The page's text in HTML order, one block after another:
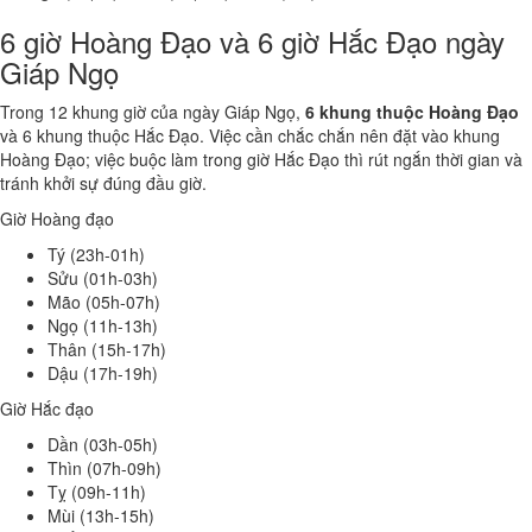
6 giờ Hoàng Đạo và 6 giờ Hắc Đạo ngày
Giáp Ngọ
Trong 12 khung giờ của ngày Giáp Ngọ, 6 khung thuộc Hoàng Đạo
và 6 khung thuộc Hắc Đạo. Việc cần chắc chắn nên đặt vào khung
Hoàng Đạo; việc buộc làm trong giờ Hắc Đạo thì rút ngắn thời gian và
tránh khởi sự đúng đầu giờ.
Giờ Hoàng đạo
Tý (23h-01h)
Sửu (01h-03h)
Mão (05h-07h)
Ngọ (11h-13h)
Thân (15h-17h)
Dậu (17h-19h)
Giờ Hắc đạo
Dần (03h-05h)
Thìn (07h-09h)
Tỵ (09h-11h)
Mùi (13h-15h)